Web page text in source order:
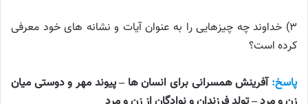
۳) خداوند چه چیزهایی را به عنوان آیات و نشانه های خود معرفی
کرده است؟
پاسخ: آفرینش همسرانی برای انسان ها – پیوند مهر و دوستی میان